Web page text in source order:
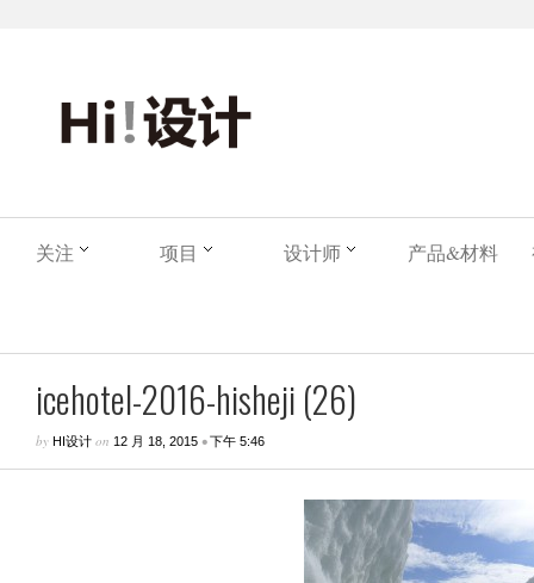
关注 项目 设计师 产品&材料
icehotel-2016-hisheji (26)
by HI设计 on 12 月 18, 2015 •下午 5:46